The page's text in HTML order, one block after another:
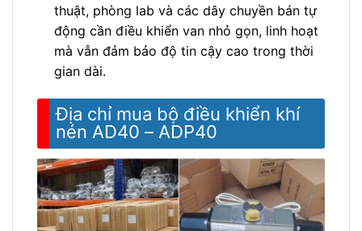
thuật, phòng lab và các dây chuyền bán tự
động cần điều khiển van nhỏ gọn, linh hoạt
mà vẫn đảm bảo độ tin cậy cao trong thời
gian dài.
Địa chỉ mua bộ điều khiển khí
nén AD40 – ADP40